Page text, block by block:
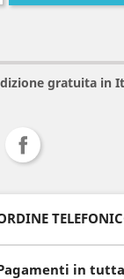
gratuita in
in tutta